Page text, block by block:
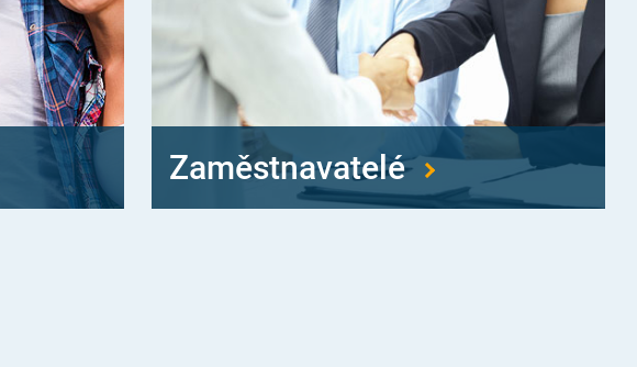
Zaměstnavatelé